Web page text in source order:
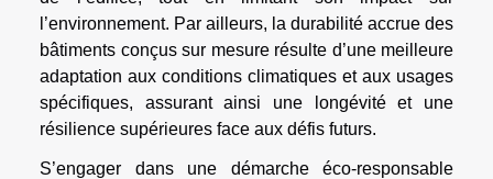
l’environnement. Par ailleurs, la durabilité accrue des
bâtiments conçus sur mesure résulte d’une meilleure
adaptation aux conditions climatiques et aux usages
spécifiques, assurant ainsi une longévité et une
résilience supérieures face aux défis futurs.
S’engager dans une démarche éco-responsable